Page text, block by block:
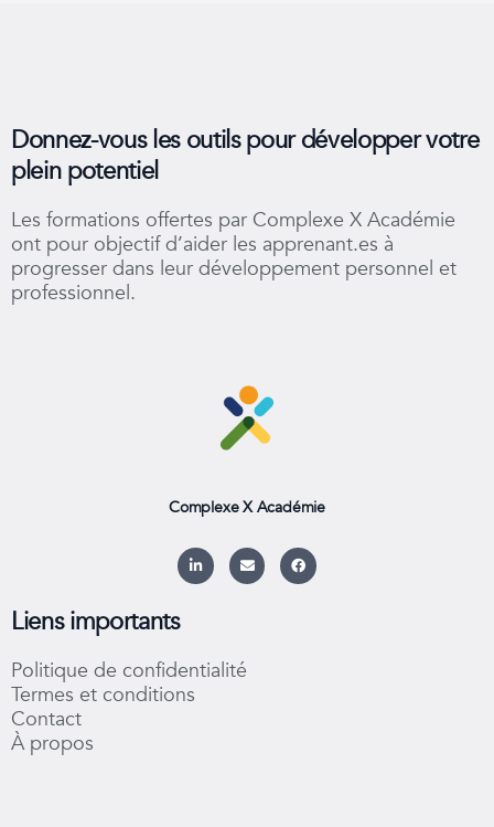
Donnez-vous les outils pour développer votre
plein potentiel
Les formations offertes par Complexe X Académie
ont pour objectif d’aider les apprenant.es à
progresser dans leur développement personnel et
professionnel.
Complexe X Académie
L
i
n
-
i
E
n
v
F
a
c
Liens importants
Politique de confidentialité
Termes et conditions
Contact
À propos